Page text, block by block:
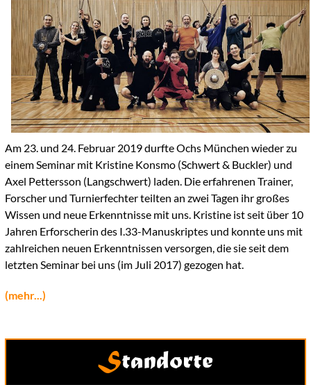
Am 23. und 24. Februar 2019 durfte Ochs München wieder zu
einem Seminar mit Kristine Konsmo (Schwert & Buckler) und
Axel Pettersson (Langschwert) laden. Die erfahrenen Trainer,
Forscher und Turnierfechter teilten an zwei Tagen ihr großes
Wissen und neue Erkenntnisse mit uns. Kristine ist seit über 10
Jahren Erforscherin des I.33-Manuskriptes und konnte uns mit
zahlreichen neuen Erkenntnissen versorgen, die sie seit dem
letzten Seminar bei uns (im Juli 2017) gezogen hat.
(mehr...)
Standorte